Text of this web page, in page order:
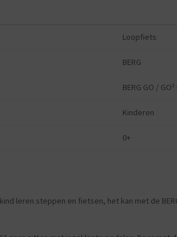
20kg
Loopfiets
BERG
BERG GO /
Kinderen
0+
leren steppen en fietsen, het kan met de